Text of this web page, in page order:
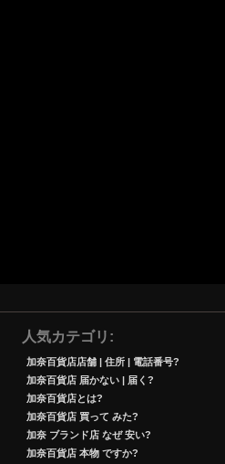
人気カテゴリ
加奈百貨店店舗 | 住所 | 電話番号?
加奈百貨店 届かない | 届く?
加奈百貨店とは?
加奈百貨店 買って みた?
加奈 ブランド店 なぜ 安い?
加奈百貨店 本物 ですか?